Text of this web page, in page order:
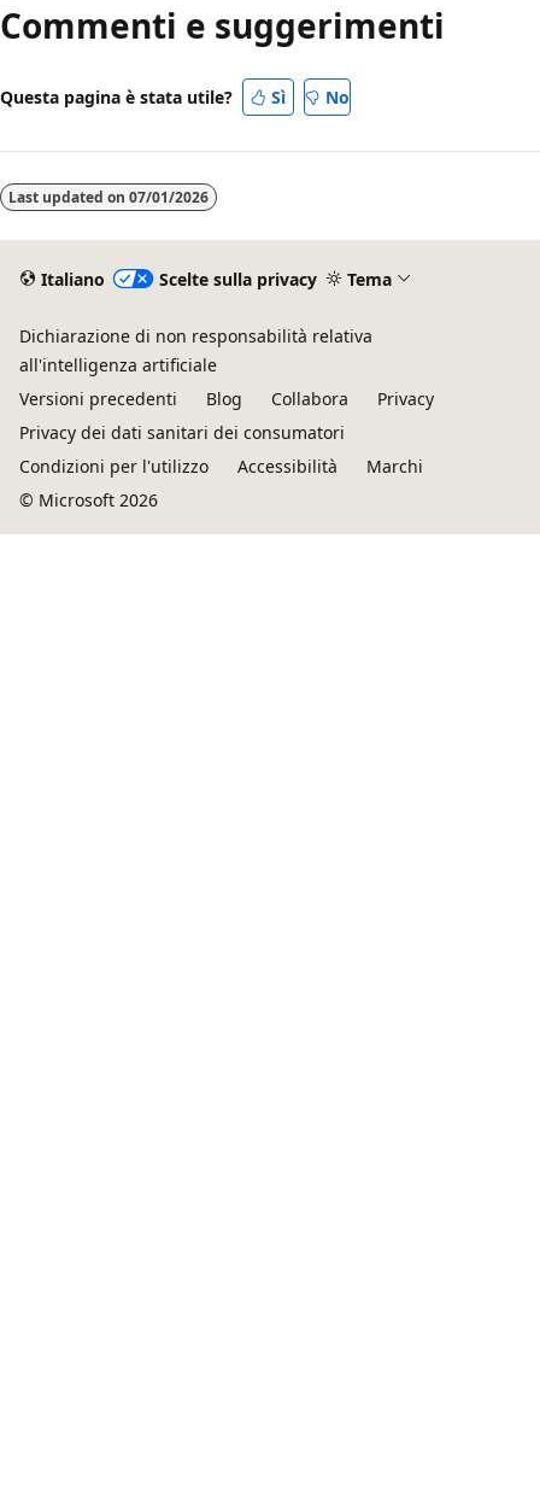
Commenti e suggerimenti
Questa pagina è stata utile? Sì No
Last updated on 07/01/2026
Italiano Scelte sulla privacy Tema
Dichiarazione di non responsabilità relativa
all'intelligenza artificiale
Versioni precedenti
Blog Collabora
Privacy
Privacy dei dati sanitari dei consumatori
Condizioni per l'utilizzo
Accessibilità
Marchi
© Microsoft 2026